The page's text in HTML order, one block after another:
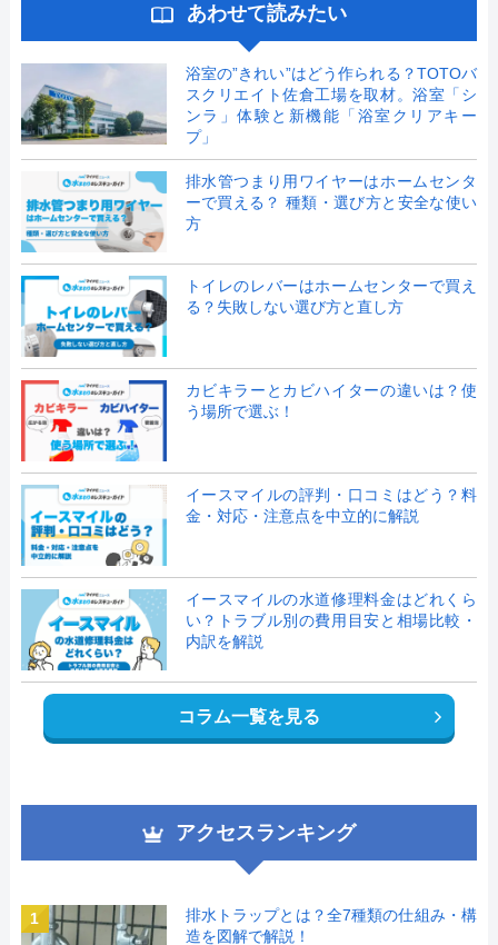
あわせて読みたい
浴室の”きれい”はどう作られる？TOTOバ
スクリエイト佐倉工場を取材。浴室「シ
ンラ」体験と新機能「浴室クリアキー
プ」
排水管つまり用ワイヤーはホームセンタ
ーで買える？ 種類・選び方と安全な使い
方
トイレのレバーはホームセンターで買え
る？失敗しない選び方と直し方
カビキラーとカビハイターの違いは？使
う場所で選ぶ！
イースマイルの評判・口コミはどう？料
金・対応・注意点を中立的に解説
イースマイルの水道修理料金はどれくら
い？トラブル別の費用目安と相場比較・
内訳を解説
コラム一覧を見る
アクセスランキング
1
排水トラップとは？全7種類の仕組み・構
造を図解で解説！